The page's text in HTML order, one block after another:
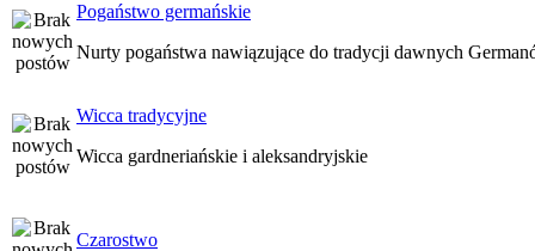
Pogaństwo germańskie
Nurty pogaństwa nawiązujące do tradycji dawnych
Wicca tradycyjne
Wicca gardneriańskie i aleksandryjskie
Czarostwo